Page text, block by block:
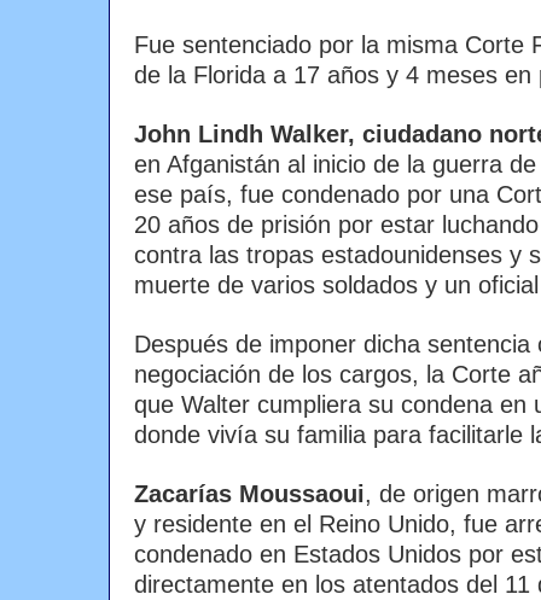
Fue sentenciado por la misma Corte
de la Florida a 17 años y 4 meses en
John Lindh Walker, ciudadano
en Afganistán al inicio de la guerra
ese país, fue condenado por una
20 años de prisión por estar
contra las tropas estadounidenses y
muerte de varios soldados y un
Después de imponer dicha
negociación de los cargos, la Corte
que Walter cumpliera su condena en
donde vivía su familia para facilitarle
Zacarías Moussaoui, de origen
y residente en el Reino Unido, fue
condenado en Estados Unidos por
directamente en los atentados del